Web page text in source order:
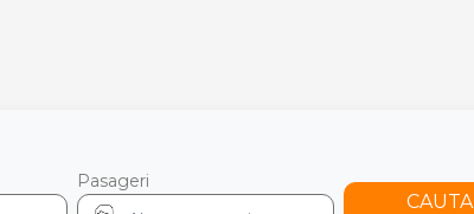
Pasageri
CAUTA